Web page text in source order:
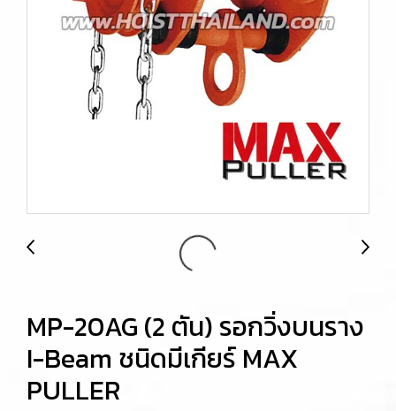
MP-20AG (2 ตัน) รอกวิ่งบนราง
I-Beam ชนิดมีเกียร์ MAX
PULLER